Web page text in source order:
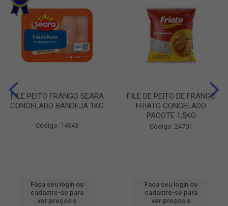
FILE PEITO FRANGO SEARA
CONGELADO BANDEJA 1KG
Código: 14643
Faça seu login ou
cadastre-se para
ver preços e
FILE DE PEITO DE FRANGO
FRIATO CONGELADO
PACOTE 1,5KG
Código: 24701
Faça seu login ou
cadastre-se para
ver preços e